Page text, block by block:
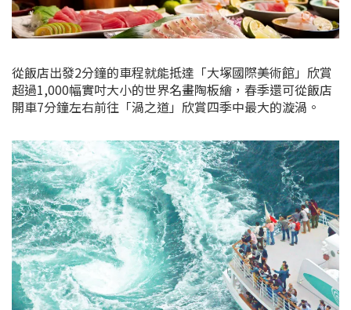
從飯店出發2分鐘的車程就能抵達「大塚國際美術館」欣賞
超過1,000幅實吋大小的世界名畫陶板繪，春季還可從飯店
開車7分鐘左右前往「渦之道」欣賞四季中最大的漩渦。